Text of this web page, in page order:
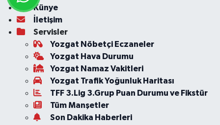
Künye
İletişim
Servisler
Yozgat Nöbetçi Eczaneler
Yozgat Hava Durumu
Yozgat Namaz Vakitleri
Yozgat Trafik Yoğunluk Haritası
TFF 3.Lig 3.Grup Puan Durumu ve Fikstür
Tüm Manşetler
Son Dakika Haberleri